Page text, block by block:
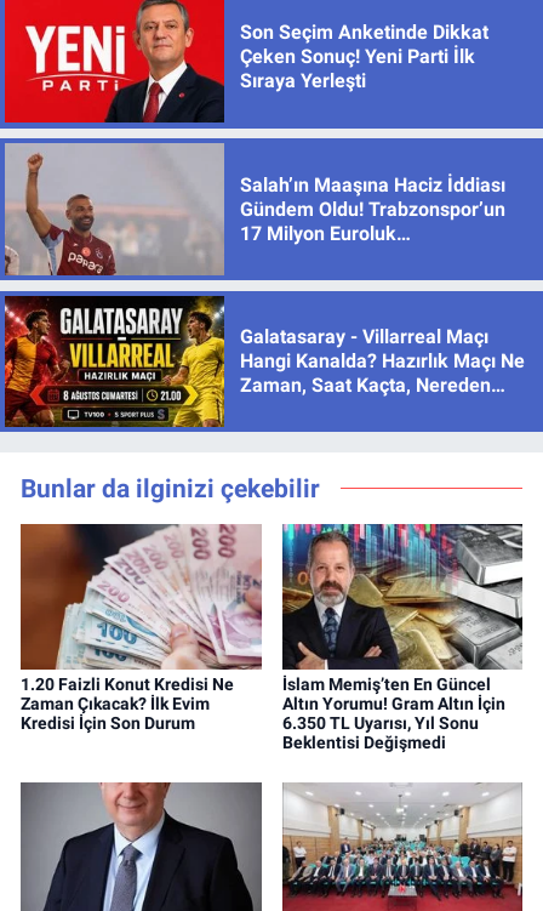
Son Seçim Anketinde Dikkat
Çeken Sonuç! Yeni Parti İlk
Sıraya Yerleşti
Salah’ın Maaşına Haciz İddiası
Gündem Oldu! Trabzonspor’un
17 Milyon Euroluk
Galatasaray - Villarreal Maçı
Hangi Kanalda? Hazırlık Maçı Ne
Zaman, Saat Kaçta, Nereden
Bunlar da ilginizi çekebilir
1.20 Faizli Konut Kredisi Ne
Zaman Çıkacak? İlk Evim
Kredisi İçin Son Durum
İslam Memiş’ten En Güncel
Altın Yorumu! Gram Altın İçin
6.350 TL Uyarısı, Yıl Sonu
Beklentisi Değişmedi